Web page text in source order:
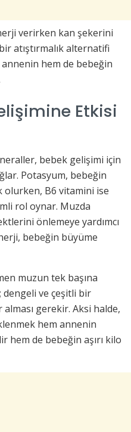
verirken kan şekerini
atıştırmalık alternatifi
hem de bebeğin
Etkisi
bebek gelişimi için
Potasyum, bebeğin
olurken, B6 vitamini ise
rol oynar. Muzda
önlemeye yardımcı
bebeğin büyüme
muzun tek başına
ve çeşitli bir
gerekir. Aksi halde,
hem annenin
hem de bebeğin aşırı kilo